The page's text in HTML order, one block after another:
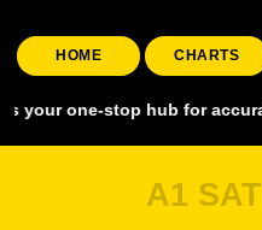
HOME CHARTS
stop hub for accurate and
A1